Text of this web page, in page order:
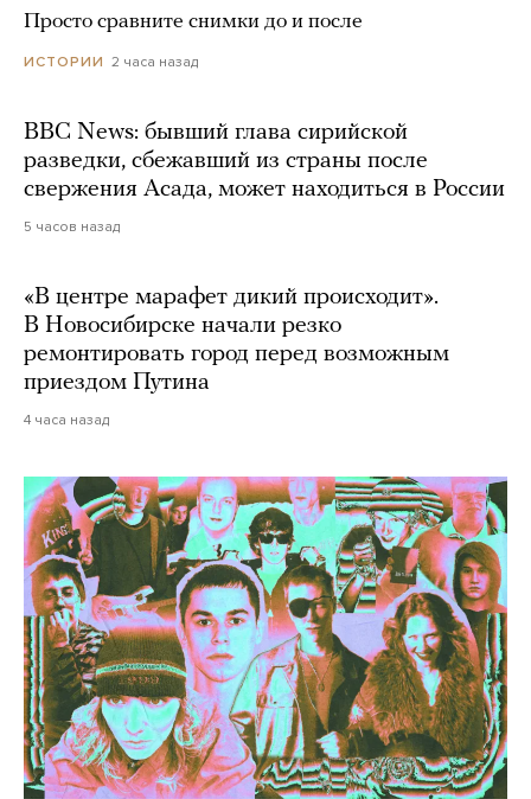
Просто сравните снимки до и после
ИСТОРИИ 2 часа назад
BBC News: бывший глава сирийской
разведки, сбежавший из страны после
свержения Асада, может находиться в России
5 часов назад
«В центре марафет дикий происходит».
В Новосибирске начали резко
ремонтировать город перед возможным
приездом Путина
4 часа назад